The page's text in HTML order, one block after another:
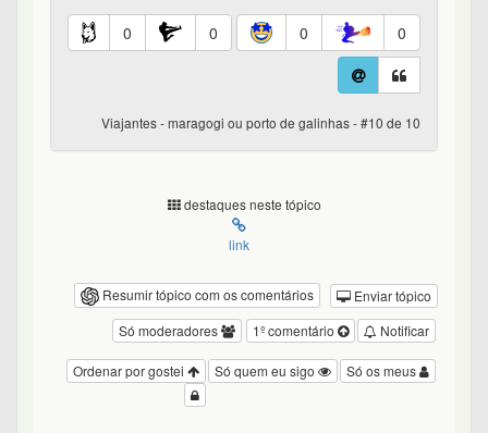
0 0 0 0
Viajantes - maragogi ou porto de galinhas - #10 de 10
destaques neste tópico
link
Resumir tópico com os comentários
Enviar tópico
Notificar
1º comentário
Só moderadores
Só os meus
Só quem eu sigo
Ordenar por gostei